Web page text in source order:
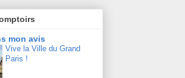
mon avis
Vive la Ville du Grand
Paris !